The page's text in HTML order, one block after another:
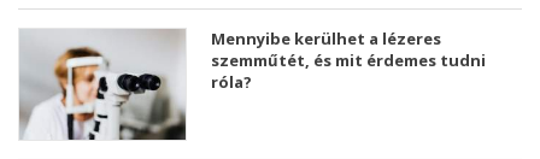
Mennyibe kerülhet a lézeres
szemműtét, és mit érdemes tudni
róla?